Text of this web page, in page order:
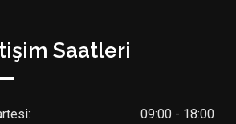
Saatleri
09:00 - 18:00